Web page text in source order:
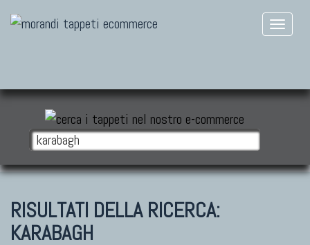
RISULTATI DELLA RICERCA:
KARABAGH